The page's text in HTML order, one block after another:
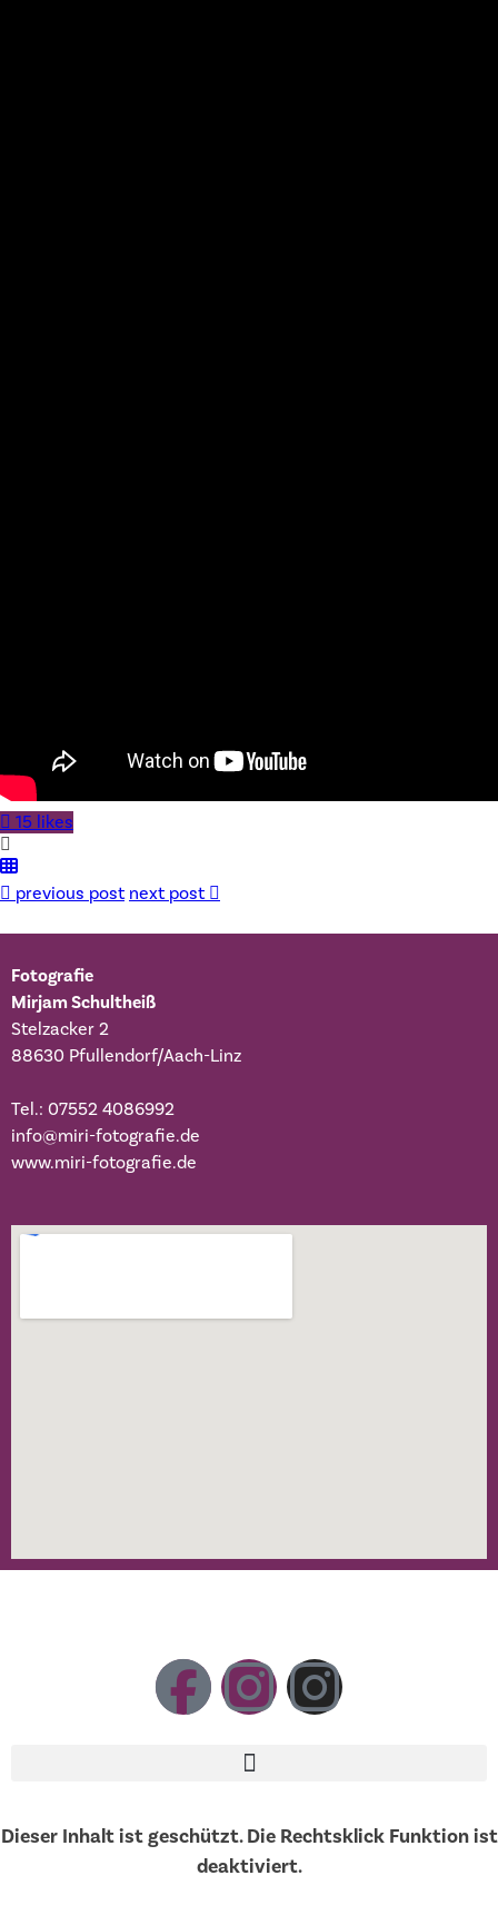
15 likes
previous post next post
Fotografie
Mirjam Schultheiß
Stelzacker 2
88630 Pfullendorf/Aach-Linz
Tel.: 07552 4086992
info@miri-fotografie.de
www.miri-fotografie.de
Dieser Inhalt ist geschützt. Die Rechtsklick Funktion ist
deaktiviert.